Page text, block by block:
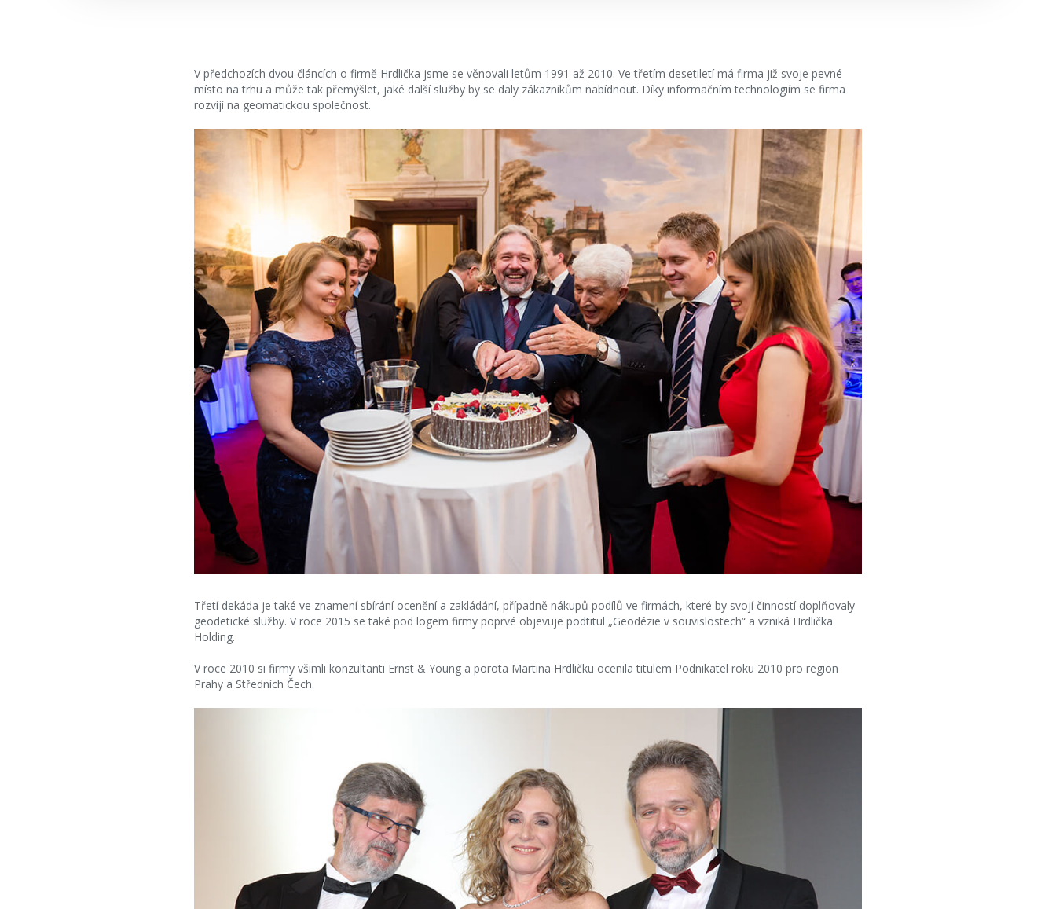
V předchozích dvou článcích o firmě Hrdlička jsme se věnovali letům 1991 až 2010. Ve třetím desetiletí má firma již svoje pevné
místo na trhu a může tak přemýšlet, jaké další služby by se daly zákazníkům nabídnout. Díky informačním technologiím se firma
rozvíjí na geomatickou společnost.
Třetí dekáda je také ve znamení sbírání ocenění a zakládání, případně nákupů podílů ve firmách, které by svojí činností doplňovaly
geodetické služby. V roce 2015 se také pod logem firmy poprvé objevuje podtitul „Geodézie v souvislostech“ a vzniká Hrdlička
Holding.
V roce 2010 si firmy všimli konzultanti Ernst & Young a porota Martina Hrdličku ocenila titulem Podnikatel roku 2010 pro region
Prahy a Středních Čech.